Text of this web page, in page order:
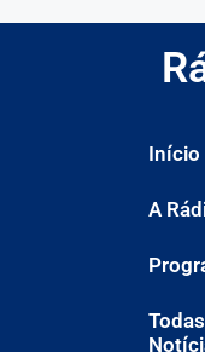
Início
A